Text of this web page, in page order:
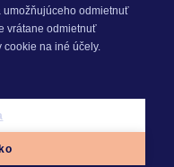
a. s.
umožňujúceho odmietnuť
vrátane odmietnuť
cookie na iné účely.